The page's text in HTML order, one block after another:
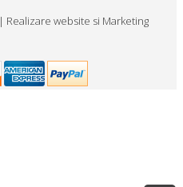
| Realizare website si Marketing